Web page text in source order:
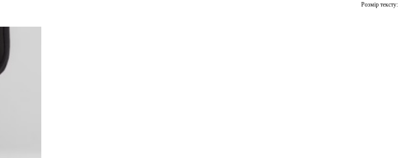
Розмір тексту: